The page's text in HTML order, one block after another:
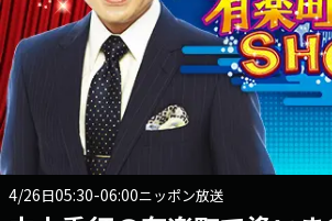
4/26日05:30-06:00ニッポン放送